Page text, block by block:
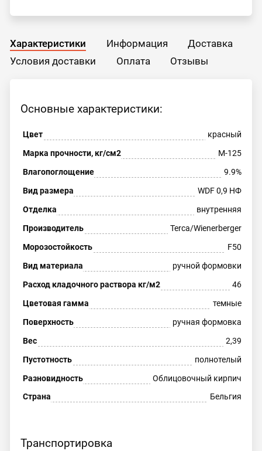
Характеристики Информация
Доставка
Условия доставки
Оплата Отзывы
Основные характеристики:
Цвет
красный
Марка прочности, кг/см2
М-125
Влагопоглощение
9.9%
Вид размера
WDF 0,9 НФ
Отделка
внутренняя
Производитель
Terca/Wienerberger
Морозостойкость
F50
Вид материала
ручной формовки
Расход кладочного раствора кг/м2
46
Цветовая гамма
темные
Поверхность
ручная формовка
Вес
2,39
Пустотность
полнотелый
Разновидность
Облицовочный кирпич
Страна
Бельгия
Транспортировка